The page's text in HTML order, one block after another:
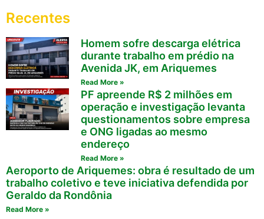
Recentes
Homem sofre descarga elétrica
durante trabalho em prédio na
Avenida JK, em Ariquemes
Read More »
PF apreende R$ 2 milhões em
operação e investigação levanta
questionamentos sobre empresa
e ONG ligadas ao mesmo
endereço
Read More »
Aeroporto de Ariquemes: obra é resultado de um
trabalho coletivo e teve iniciativa defendida por
Geraldo da Rondônia
Read More »